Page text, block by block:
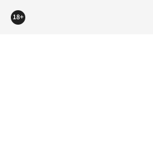
18+